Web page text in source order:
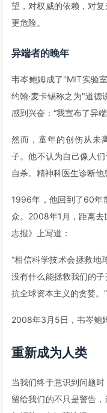
望，对权威的依赖，对
更危险。
异端者的晚年
韦岑鲍姆成了"MIT实验
约翰·麦卡锡称之为"道
感到兴奋：“我宣布了异
然而，童年的创伤从未
子。他不认为自己像人
自杀。精神科医生诊断他
1996年，他回到了60年
众。2008年1月，距离
志报》上写道：
“相信科学技术会拯救地
没有什么能拯救我们的
抗全球资本主义的贪婪。”
2008年3月5日，韦岑鲍
重新成为人类
当我们终于意识到问题
留给我们的不只是警告